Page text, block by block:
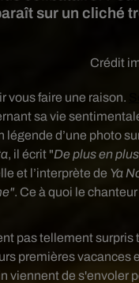
sur un cliché
Crédit
vous faire une raison.
sa vie
légende d’une photo
, il écrit "De plus en plus
et l’interprète de Ya
. Ce à quoi le
pas tellement
premières vacances
viennent de s'envoler